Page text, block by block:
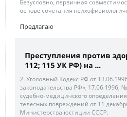
Безусловно, первичная
основе сочетания
Предлагаю
Преступления против
112; 115 УК РФ) на ...
2. Уголовный Кодекс РФ от
законодательства РФ», 17.06.1996,
судебно-медицинского
телесных повреждений от 11
Министерства юстиции СССР.